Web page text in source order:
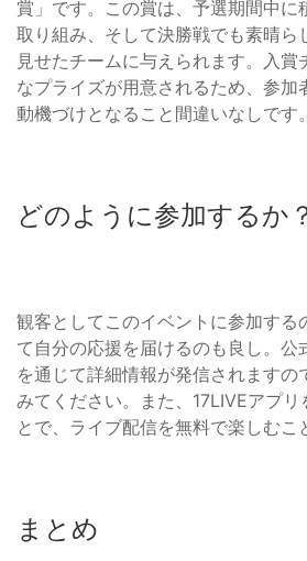
賞」です。この賞は、予選期間中に
取り組み、そして決勝戦でも素晴ら
見せたチームに与えられます。入
なプライズが用意されるため、参加
動機づけとなること間違いなしです。
どのように参加するか
観客としてこのイベントに参加する
て自分の応援を届けるのも良し。公
を通じて詳細情報が発信されますの
みてください。また、17LIVEアプ
とで、ライブ配信を無料で楽しむこ
まとめ